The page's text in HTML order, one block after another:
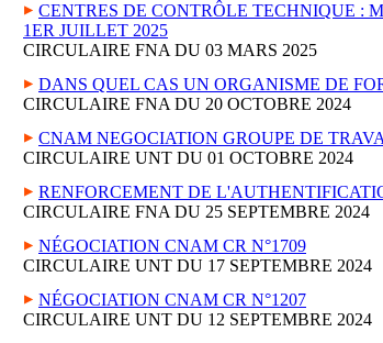
CENTRES DE CONTRÔLE TECHNIQUE :
1ER JUILLET 2025
CIRCULAIRE FNA DU 03 MARS 2025
DANS QUEL CAS UN ORGANISME DE
CIRCULAIRE FNA DU 20 OCTOBRE 2024
CNAM NEGOCIATION GROUPE DE
CIRCULAIRE UNT DU 01 OCTOBRE 2024
RENFORCEMENT DE
CIRCULAIRE FNA DU 25 SEPTEMBRE 2024
NÉGOCIATION CNAM CR N°1709
CIRCULAIRE UNT DU 17 SEPTEMBRE 2024
NÉGOCIATION CNAM CR N°1207
CIRCULAIRE UNT DU 12 SEPTEMBRE 2024